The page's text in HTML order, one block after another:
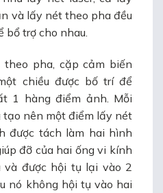
và lấy nét theo pha đều
trợ cho nhau.
theo pha, cặp cảm biến
chiều được bố trí để
1 hàng điểm ảnh. Mỗi
tạo nên một điểm lấy nét
được tách làm hai hình
đỡ của hai ống vi kính
và được hội tụ lại vào 2
nó không hội tụ vào hai